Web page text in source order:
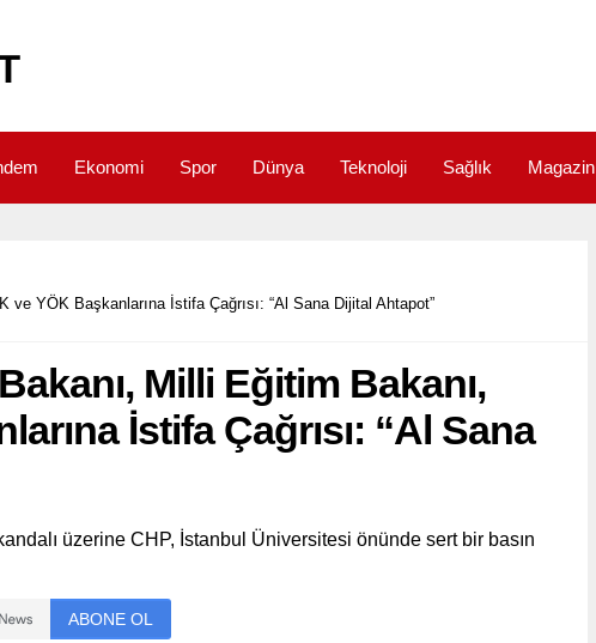
Ekonomi Spor Dünya Teknoloji Sağlık Magazin
ve YÖK Başkanlarına İstifa Çağrısı: “Al Sana Dijital Ahtapot”
Milli Eğitim Bakanı,
İstifa Çağrısı: “Al Sana
üzerine CHP, İstanbul Üniversitesi önünde sert bir basın
ABONE OL